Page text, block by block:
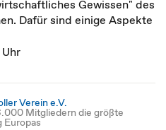
Gewissen" des
Dafür sind einige Aspekte
Verein e.V.
Mitgliedern die größte
Europas